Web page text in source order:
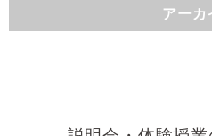
アーカ